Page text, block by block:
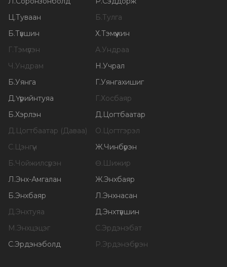
Ц.Туваан Б.Тулга
Б.Түвшин Х.Тэмүүжин
Г.Тэмүүлэн А.Ундраа
Ч.Ундрам Н.Учрал
Б.Уянга Г.Уянгахишиг
Д.Үүрийнтуяа Г.Хосбаяр
Б.Хэрлэн Д.Цогтбаатар
Д.Цогтбаатар (Даваа) О.Цогтгэрэл
С.Цэнгүүн Ж.Чинбүрэн
Б.Чойжилсүрэн Ө.Шижир
Л.Энх-Амгалан Ж.Энхбаяр
Б.Энхбаяр Л.Энхнасан
Д.Энхтуяа Д.Энхтүвшин
М.Энхцэцэг С.Эрдэнэбат
С.Эрдэнэболд Р.Эрдэнэбүрэн